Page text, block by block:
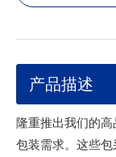
产品描述
隆重推出我们的
包装需求。这些